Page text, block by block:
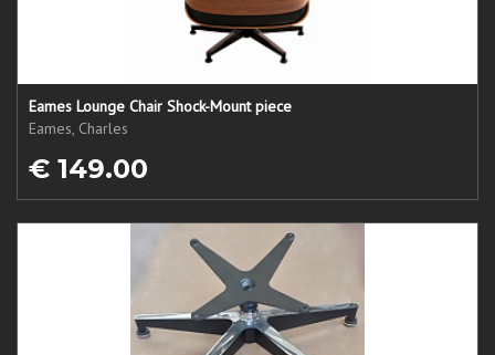
Eames Lounge Chair Shock-Mount piece
Eames, Charles
€ 149.00